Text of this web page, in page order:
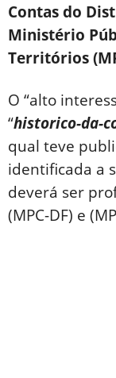
Contas do
Ministério
Territórios
O “alto
“historico-da-
qual teve
identificada a
deverá ser
(MPC-DF) e